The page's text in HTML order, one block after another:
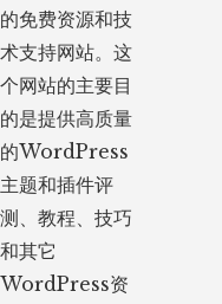
的免费资源和技
术支持网站。这
个网站的主要目
的是提供高质量
的WordPress
主题和插件评
测、教程、技巧
和其它
WordPress资